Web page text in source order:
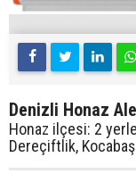
Denizli Honaz
Honaz ilçesi: 2
Dereçiftlik, Kocabaş